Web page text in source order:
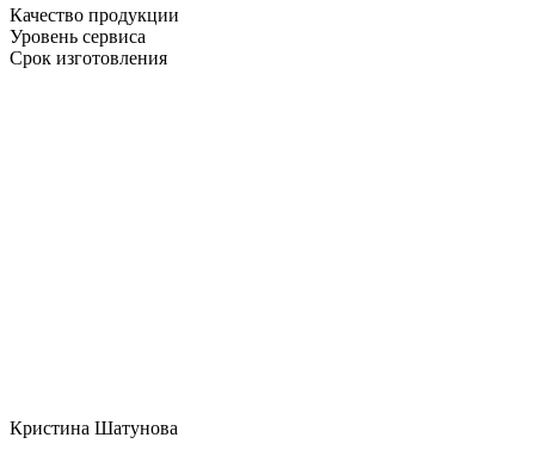
Качество продукции
Уровень сервиса
Срок изготовления
Кристина Шатунова